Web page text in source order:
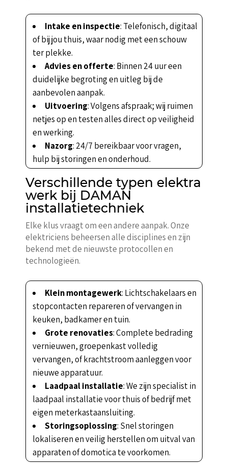
Intake en inspectie: Telefonisch, digitaal
of bij jou thuis, waar nodig met een schouw
ter plekke.
Advies en offerte: Binnen 24 uur een
duidelijke begroting en uitleg bij de
aanbevolen aanpak.
Uitvoering: Volgens afspraak; wij ruimen
netjes op en testen alles direct op veiligheid
en werking.
Nazorg: 24/7 bereikbaar voor vragen,
hulp bij storingen en onderhoud.
Verschillende typen elektra
werk bij DAMAN
installatietechniek
Elke klus vraagt om een andere aanpak. Onze
elektriciens beheersen alle disciplines en zijn
bekend met de nieuwste protocollen en
technologieën.
Klein montagewerk: Lichtschakelaars en
stopcontacten repareren of vervangen in
keuken, badkamer en tuin.
Grote renovaties: Complete bedrading
vernieuwen, groepenkast volledig
vervangen, of krachtstroom aanleggen voor
nieuwe apparatuur.
Laadpaal installatie: We zijn specialist in
laadpaal installatie voor thuis of bedrijf met
eigen meterkastaansluiting.
Storingsoplossing: Snel storingen
lokaliseren en veilig herstellen om uitval van
apparaten of domotica te voorkomen.